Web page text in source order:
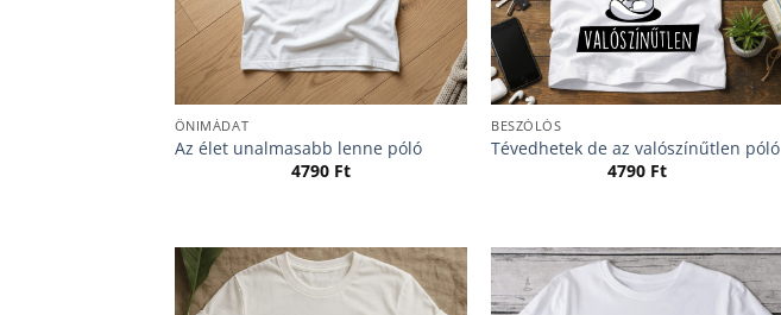
ÖNIMÁDAT
Az élet unalmasabb lenne póló
4790 Ft
BESZÓLÓS
Tévedhetek de az valószínűtlen póló
4790 Ft